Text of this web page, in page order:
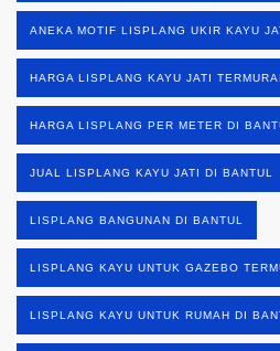
ANEKA MOTIF LISPLANG UKIR KAYU
HARGA LISPLANG KAYU JATI
HARGA LISPLANG PER METER DI
JUAL LISPLANG KAYU JATI DI BANTUL
LISPLANG BANGUNAN DI BANTUL
LISPLANG KAYU UNTUK GAZEBO
LISPLANG KAYU UNTUK RUMAH DI